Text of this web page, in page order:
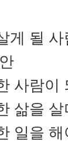
게 될 사
사람이
삶을 살
일을 해